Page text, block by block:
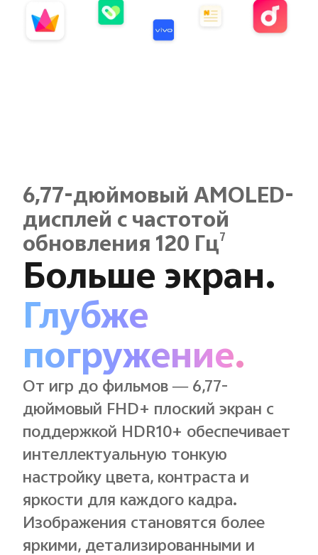
6,77-дюймовый AMOLED-
дисплей с частотой
обновления 120 Гц7
Больше экран.
Глубже
погружение.
От игр до фильмов — 6,77-
дюймовый FHD+ плоский экран с
поддержкой HDR10+ обеспечивает
интеллектуальную тонкую
настройку цвета, контраста и
яркости для каждого кадра.
Изображения становятся более
яркими, детализированными и